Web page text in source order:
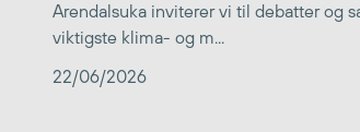
Arendalsuka inviterer vi til debatter og
viktigste klima- og m...
22/06/2026